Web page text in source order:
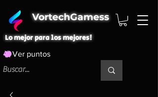
VortechGamess
Lo mejor para los mejores!
Ver puntos